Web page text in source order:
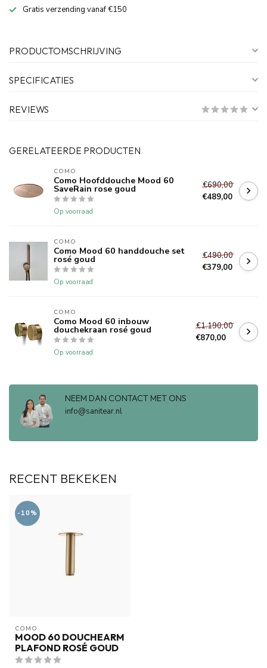
Gratis verzending vanaf €150
PRODUCTOMSCHRIJVING
SPECIFICATIES
REVIEWS
GERELATEERDE PRODUCTEN
COMO
Como Hoofddouche Mood 60
SaveRain rose goud
Op voorraad
€690,00
€489,00
COMO
Como Mood 60 handdouche set
rosé goud
Op voorraad
€490,00
€379,00
COMO
Como Mood 60 inbouw
douchekraan rosé goud
Op voorraad
€1.190,00
€870,00
NEEM DAN CONTACT MET ONS
info@sanitear.nl
RECENT BEKEKEN
-10%
COMO
MOOD 60 DOUCHEARM
PLAFOND ROSÉ GOUD